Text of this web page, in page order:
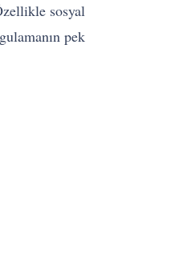
sosyal
pek